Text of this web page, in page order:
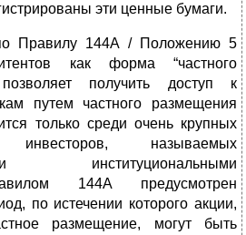
эти ценные бумаги.
Правилу 144А / Положению 5
как форма “частного
получить доступ к
путем частного размещения
только среди очень крупных
инвесторов, называемых
институциональными
144А предусмотрен
по истечении которого акции,
размещение, могут быть